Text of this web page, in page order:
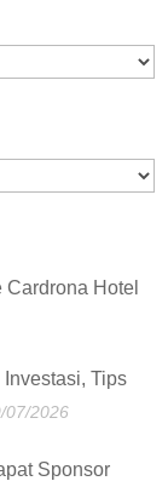
Hotel
Tips
07/2026
Sponsor